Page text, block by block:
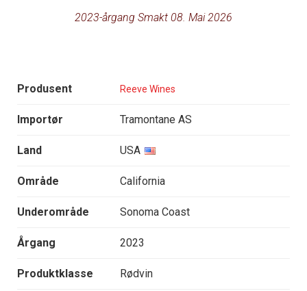
2023-årgang Smakt 08. Mai 2026
Produsent Reeve Wines
Importør Tramontane AS
Land USA
Område California
Underområde Sonoma Coast
Årgang 2023
Produktklasse Rødvin